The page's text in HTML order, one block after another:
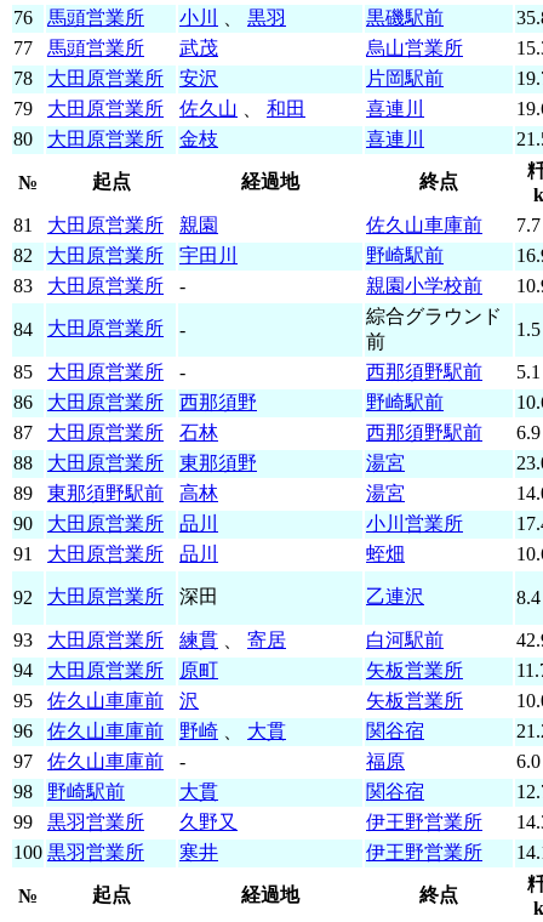
76
馬頭営業所 小川 黒羽 黒磯駅前
77
馬頭営業所 武茂 烏山営業所
78
大田原営業所 安沢 片岡駅前
79
大田原営業所 佐久山 和田 喜連川
80
大田原営業所 金枝 喜連川
№ 起点 経過地 終点
81
大田原営業所 親園 佐久山車庫前
7.7
82
大田原営業所 宇田川 野崎駅前
83
大田原営業所 - 親園小学校前
84 大田原営業所 -
綜合グラウンド
前
1.5
85 大田原営業所 - 西那須野駅前
5.1
86
大田原営業所 西那須野 野崎駅前
87
大田原営業所 石林 西那須野駅前
6.9
88
大田原営業所 東那須野 湯宮
89
東那須野駅前 高林 湯宮
90
大田原営業所 品川 小川営業所
91
大田原営業所 品川 蛭畑
92 大田原営業所 深田 乙連沢 8.4
93 大田原営業所 練貫 寄居 白河駅前
94
大田原営業所 原町 矢板営業所
95
佐久山車庫前 沢 矢板営業所
96
佐久山車庫前 野崎 大貫 関谷宿
97
佐久山車庫前 - 福原
6.0
98
野崎駅前 大貫 関谷宿
99
黒羽営業所 久野又 伊王野営業所
100 黒羽営業所 寒井 伊王野営業所
№ 起点 経過地 終点